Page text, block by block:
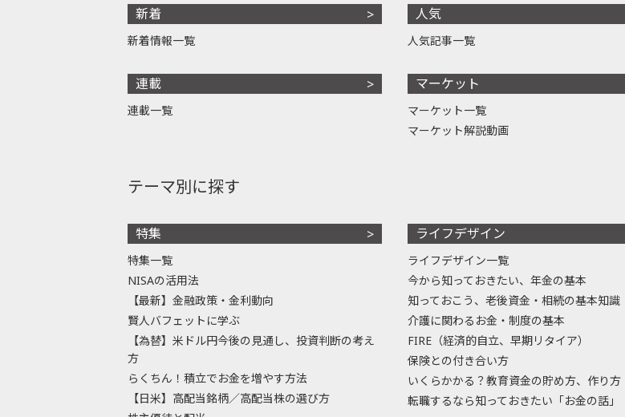
新着
新着情報一覧
連載
連載一覧
人気
人気記事一覧
マーケット
マーケット一覧
マーケット解説動画
テーマ別に探す
特集
特集一覧
NISAの活用法
【最新】金融政策・金利動向
賢人バフェットに学ぶ
【為替】米ドル円今後の見通し、投資判断の考え
方
らくちん！積立でお金を増やす方法
【日米】高配当銘柄／高配当株の選び方
ライフデザイン
ライフデザイン一覧
今から知っておきたい、年金の基本
知っておこう、老後資金・相続の基本知識
介護に関わるお金・制度の基本
FIRE（経済的自立、早期リタイア）
保険との付き合い方
いくらかかる？教育資金の貯め方、作り方
転職するなら知っておきたい「お金の話」